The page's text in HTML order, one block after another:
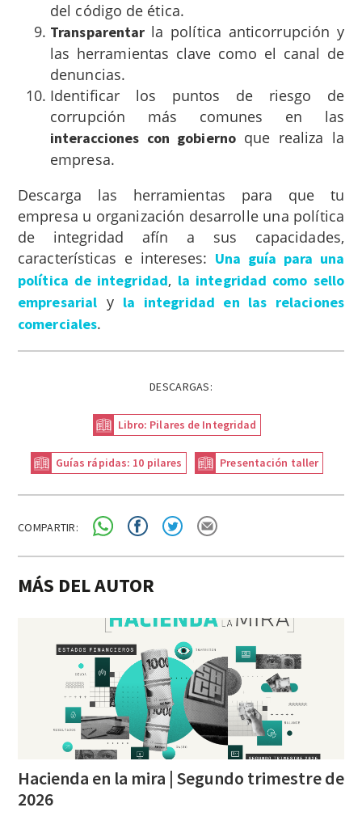
del código de ética.
Transparentar la política anticorrupción y
las herramientas clave como el canal de
denuncias.
Identificar los puntos de riesgo de
corrupción más comunes en las
interacciones con gobiernoque realiza la
empresa.
Descarga las herramientas para que tu
empresa u organización desarrolle una política
de integridad afín a sus capacidades,
características e intereses: Una guía para una
política de integridad, la integridad como sello
empresarial y la integridad en las relaciones
comerciales.
DESCARGAS:
Libro: Pilares de Integridad
Guías rápidas: 10 pilares Presentación taller
COMPARTIR:
MÁS DEL AUTOR
Hacienda en la mira | Segundo trimestre de
2026